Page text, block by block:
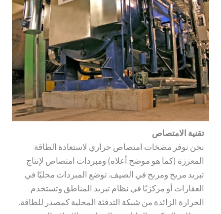
تقنية الامتصاص
نحن نوفر مضخات امتصاص حراري لاستعادة الطاقة
المعززة (كما هو موضح أعلاه) ومبردات امتصاص لإنتاج
تبريد مريح ومربح في الصيف. توضع المبردات محليًا في
العقارات أو مركزيًا في نظام تبريد المناطق وتستخدم
الحرارة الزائدة من شبكة التدفئة المحلية كمصدر للطاقة.